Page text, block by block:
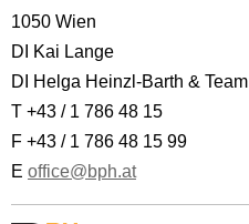
1050 Wien
DI Kai Lange
DI Helga Heinzl-Barth & Team
T +43 / 1 786 48 15
F +43 / 1 786 48 15 99
E office@bph.at